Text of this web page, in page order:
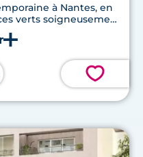
à Nantes, en
verts soigneusement
💗